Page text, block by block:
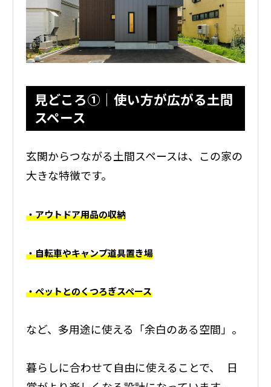
見どころ①｜使い方が広がる土間
スペース
玄関からつながる土間スペースは、この家の
大きな特徴です。
・アウトドア用品の収納
・自転車やキャンプ道具置き場
・ペットとのくつろぎスペース
など、多用途に使える「余白のある空間」。
暮らしに合わせて自由に使えることで、 日